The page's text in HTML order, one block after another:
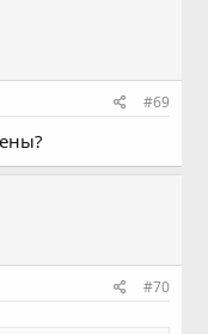
#69
#70